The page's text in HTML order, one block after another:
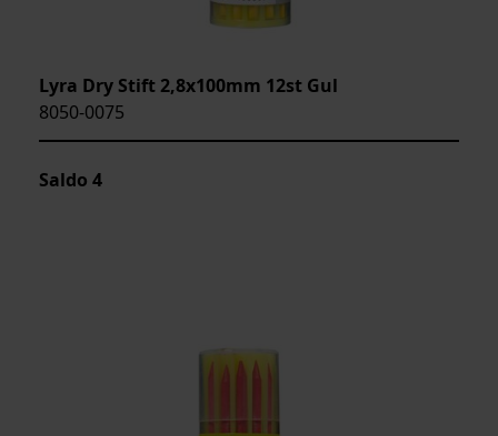
Lyra Dry Stift 2,8x100mm 12st Gul
8050-0075
Saldo 4